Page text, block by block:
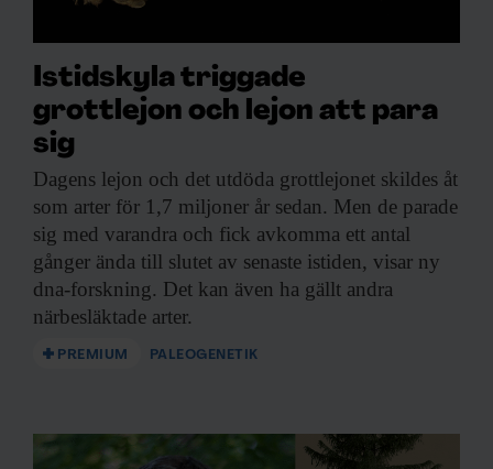
Istidskyla triggade
grottlejon och lejon att para
sig
Dagens lejon och det utdöda grottlejonet skildes åt
som arter för 1,7 miljoner år sedan. Men de parade
sig med varandra och fick avkomma ett antal
gånger ända till slutet av senaste istiden, visar ny
dna-forskning. Det kan även ha gällt andra
närbesläktade arter.
PREMIUM PALEOGENETIK